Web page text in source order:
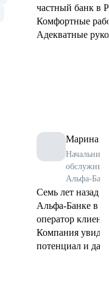
частный банк в
Комфортные
Адекватные
Марина
Начальник
Альфа-
Семь лет назад я
Альфа-Банке в
оператор
Компания
потенциал и